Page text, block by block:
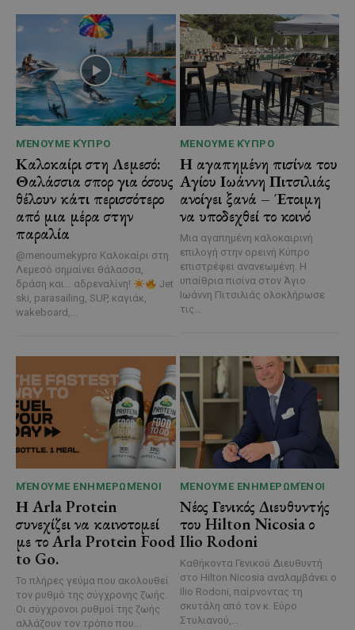
ΜΈΝΟΥΜΕ ΚΎΠΡΟ
Καλοκαίρι στη Λεμεσό:
Θαλάσσια σπορ για όσους
θέλουν κάτι περισσότερο
από μια μέρα στην
παραλία
@menoumekypro Καλοκαίρι στη
Λεμεσό σημαίνει θάλασσα,
δράση και… αδρεναλίνη!
Jet
ski, parasailing, SUP, καγιάκ,
wakeboard,...
ΜΈΝΟΥΜΕ ΚΎΠΡΟ
Η αγαπημένη πισίνα του
Αγίου Ιωάννη Πιτσιλιάς
ανοίγει ξανά – Έτοιμη
να υποδεχθεί το κοινό
Μια αγαπημένη καλοκαιρινή
επιλογή στην ορεινή Κύπρο
επιστρέφει ανανεωμένη. Η
υπαίθρια πισίνα στον Άγιο
Ιωάννη Πιτσιλιάς ολοκλήρωσε
τις...
ΜΈΝΟΥΜΕ ΕΝΗΜΕΡΩΜΈΝΟΙ
Η Arla Protein
συνεχίζει να καινοτομεί
με το Arla Protein Food
to Go.
Το πλήρες γεύμα που ακολουθεί
τον ρυθμό της σύγχρονης ζωής.
Οι σύγχρονοι ρυθμοί της ζωής
αλλάζουν τον τρόπο που...
ΜΈΝΟΥΜΕ ΕΝΗΜΕΡΩΜΈΝΟΙ
Νέος Γενικός Διευθυντής
του Hilton Nicosia ο
Ilio Rodoni
Καθήκοντα Γενικού Διευθυντή
στο Hilton Nicosia αναλαμβάνει ο
Ilio Rodoni, παίρνοντας τη
σκυτάλη από τον κ. Εύρο
Στυλιανού,...